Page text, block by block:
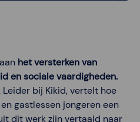
het versterken van
en sociale vaardigheden.
bij Kikid, vertelt hoe
gastlessen jongeren een
dit werk zijn vertaald naar